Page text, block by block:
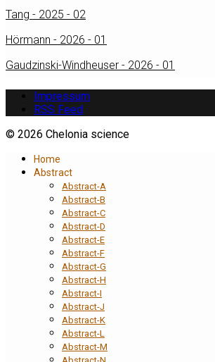
Tang - 2025 - 02
Hörmann - 2026 - 01
Gaudzinski-Windheuser - 2026 - 01
Impressum
RSS Feed
© 2026 Chelonia science
Home
Abstract
Abstract-A
Abstract-B
Abstract-C
Abstract-D
Abstract-E
Abstract-F
Abstract-G
Abstract-H
Abstract-I
Abstract-J
Abstract-K
Abstract-L
Abstract-M